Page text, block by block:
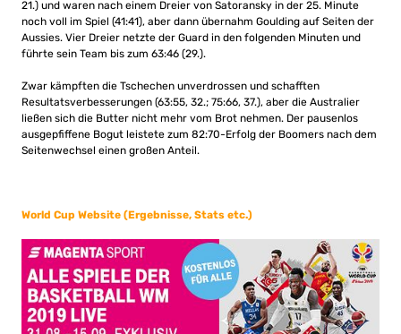
21.) und waren nach einem Dreier von Satoransky in der 25. Minute
noch voll im Spiel (41:41), aber dann übernahm Goulding auf Seiten der
Aussies. Vier Dreier netzte der Guard in den folgenden Minuten und
führte sein Team bis zum 63:46 (29.).
Zwar kämpften die Tschechen unverdrossen und schafften
Resultatsverbesserungen (63:55, 32.; 75:66, 37.), aber die Australier
ließen sich die Butter nicht mehr vom Brot nehmen. Der pausenlos
ausgepfiffene Bogut leistete zum 82:70-Erfolg der Boomers nach dem
Seitenwechsel einen großen Anteil.
World Cup Website (Ergebnisse, Stats etc.)